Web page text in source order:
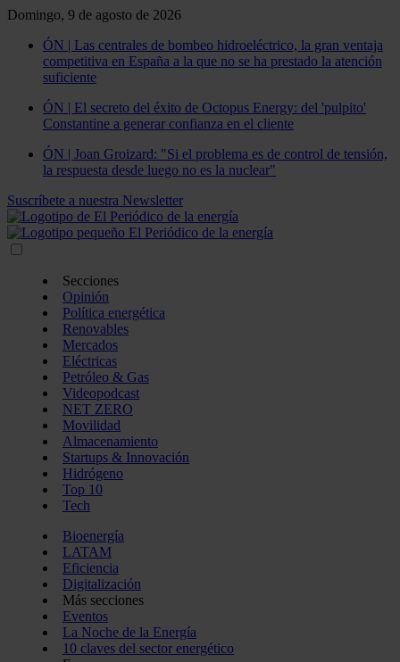
Domingo, 9 de agosto de 2026
ÓN | Las centrales de bombeo hidroeléctrico, la gran ventaja
competitiva en España a la que no se ha prestado la atención
suficiente
ÓN | El secreto del éxito de Octopus Energy: del 'pulpito'
Constantine a generar confianza en el cliente
ÓN | Joan Groizard: "Si el problema es de control de tensión,
la respuesta desde luego no es la nuclear"
Suscríbete a nuestra Newsletter
Secciones
Opinión
Política energética
Renovables
Mercados
Eléctricas
Petróleo & Gas
Videopodcast
NET ZERO
Movilidad
Almacenamiento
Startups & Innovación
Hidrógeno
Top 10
Tech
Bioenergía
LATAM
Eficiencia
Digitalización
Más secciones
Eventos
La Noche de la Energía
10 claves del sector energético